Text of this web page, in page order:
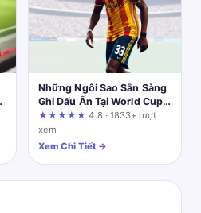
Những Ngôi Sao Sẵn Sàng
Ghi Dấu Ấn Tại World Cup
2026
★★★★★4.8 · 1833+ lượt
xem
Xem Chi Tiết →